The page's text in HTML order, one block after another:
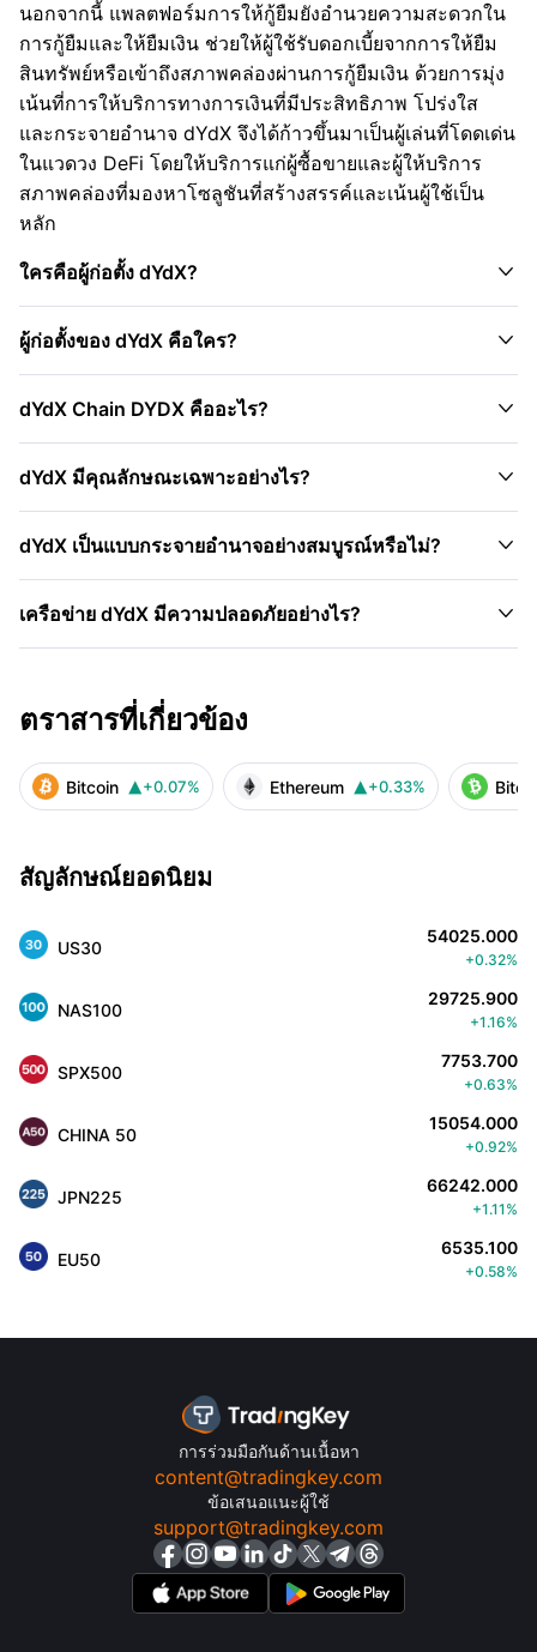
นอกจากนี้ แพลตฟอร์มการให้กู้ยืมยังอำนวยความสะดวกใน
การกู้ยืมและให้ยืมเงิน ช่วยให้ผู้ใช้รับดอกเบี้ยจากการให้ยืม
สินทรัพย์หรือเข้าถึงสภาพคล่องผ่านการกู้ยืมเงิน ด้วยการมุ่ง
เน้นที่การให้บริการทางการเงินที่มีประสิทธิภาพ โปร่งใส
และกระจายอำนาจ dYdX จึงได้ก้าวขึ้นมาเป็นผู้เล่นที่โดดเด่น
ในแวดวง DeFi โดยให้บริการแก่ผู้ซื้อขายและผู้ให้บริการ
สภาพคล่องที่มองหาโซลูชันที่สร้างสรรค์และเน้นผู้ใช้เป็น
หลัก
ใครคือผู้ก่อตั้ง dYdX? 
ผู้ก่อตั้งของ dYdX คือใคร? 
dYdX Chain DYDX คืออะไร? 
dYdX มีคุณลักษณะเฉพาะอย่างไร? 
dYdX เป็นแบบกระจายอำนาจอย่างสมบูรณ์หรือไม่? 
เครือข่าย dYdX มีความปลอดภัยอย่างไร? 
ตราสารที่เกี่ยวข้อง
Bitcoin  +0.07% Ethereum  +0.33%
สัญลักษณ์ยอดนิยม
US30
54025.000
+0.32%
NAS100
29725.900
+1.16%
SPX500
7753.700
+0.63%
CHINA 50
15054.000
+0.92%
JPN225
66242.000
+1.11%
EU50
6535.100
+0.58%
การร่วมมือกันด้านเนื้อหา
content@tradingkey.com
ข้อเสนอแนะผู้ใช้
support@tradingkey.com